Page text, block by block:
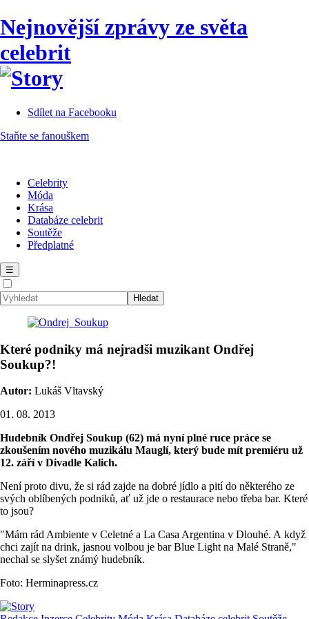
Nejnovější zprávy ze světa
celebrit
Sdílet na Facebooku
Staňte se fanouškem
Celebrity
Móda
Krása
Databáze celebrit
Soutěže
Předplatné
☰
Které podniky má nejradši muzikant Ondřej
Soukup?!
Autor: Lukáš Vltavský
01. 08. 2013
Hudebník Ondřej Soukup (62) má nyní plné ruce práce se
zkoušením nového muzikálu Mauglí, který bude mít premiéru už
12. září v Divadle Kalich.
Není proto divu, že si rád zajde na dobré jídlo a pití do některého ze
svých oblíbených podniků, ať už jde o restaurace nebo třeba bar. Které
to jsou?
"Mám rád Ambiente v Celetné a La Casa Argentina v Dlouhé. A když
chci zajít na drink, jasnou volbou je bar Blue Light na Malé Straně,"
nechal se slyšet známý hudebník.
Foto: Herminapress.cz